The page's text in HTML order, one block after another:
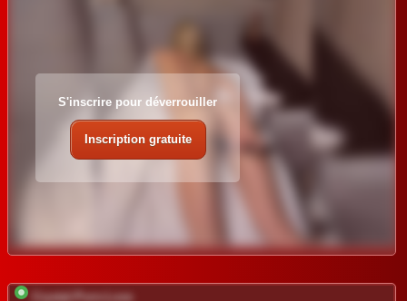
S'inscrire pour déverrouiller
Inscription gratuite
Crystal-Porn-Love